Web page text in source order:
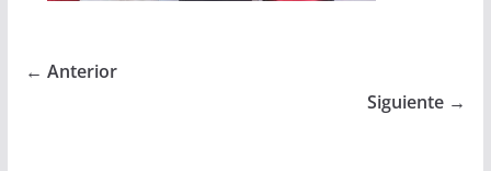
← Anterior
Siguiente →